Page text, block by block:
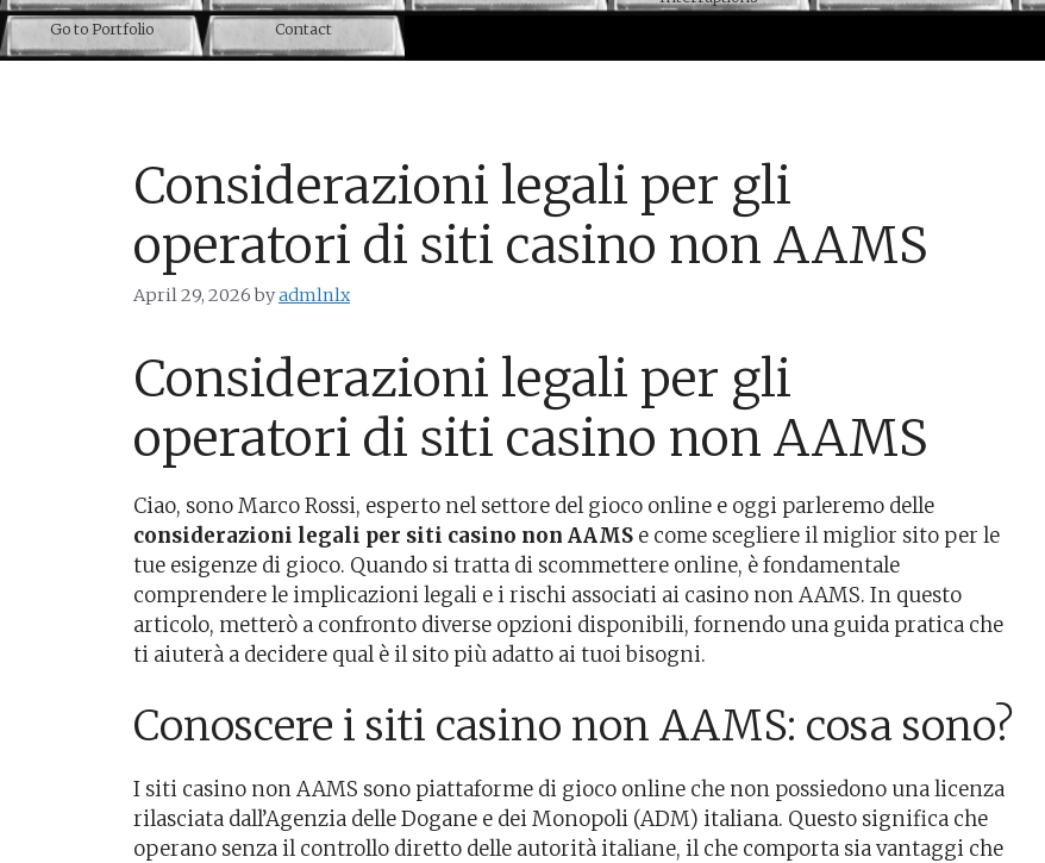
Go to Portfolio Contact
Considerazioni legali per gli
operatori di siti casino non AAMS
April 29, 2026 byadmlnlx
Considerazioni legali per gli
operatori di siti casino non AAMS
Ciao, sono Marco Rossi, esperto nel settore del gioco online e oggi parleremo delle
considerazioni legali per siti casino non AAMS e come scegliere il miglior sito per le
tue esigenze di gioco. Quando si tratta di scommettere online, è fondamentale
comprendere le implicazioni legali e i rischi associati ai casino non AAMS. In questo
articolo, metterò a confronto diverse opzioni disponibili, fornendo una guida pratica che
ti aiuterà a decidere qual è il sito più adatto ai tuoi bisogni.
Conoscere i siti casino non AAMS: cosa sono?
I siti casino non AAMS sono piattaforme di gioco online che non possiedono una licenza
rilasciata dall’Agenzia delle Dogane e dei Monopoli (ADM) italiana. Questo significa che
operano senza il controllo diretto delle autorità italiane, il che comporta sia vantaggi che